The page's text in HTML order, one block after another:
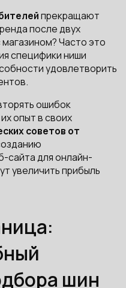
прекращают
после двух
Часто это
специфики ниши
удовлетворить
ошибок
опыт в своих
советов от
сайта для онлайн-
увеличить прибыль
шин